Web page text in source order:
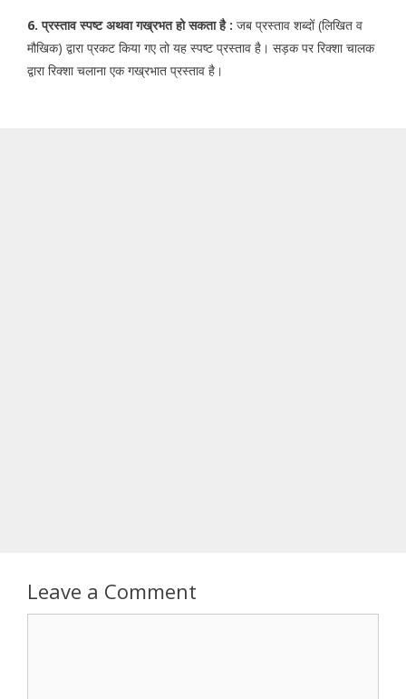
6. प्रस्ताव स्पष्ट अथवा गख्रभत हो सकता है : जब प्रस्ताव शब्दों (लिखित व
मौखिक) द्वारा प्रकट किया गए तो यह स्पष्ट प्रस्ताव है। सड़क पर रिक्शा चालक
द्वारा रिक्शा चलाना एक गख्रभात प्रस्ताव है।
Leave a Comment